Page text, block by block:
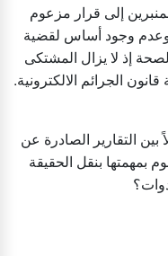
إلى قرار مزعوم
وجود أساس لقضية
إذ لا يزال المشتكى
الجرائم الالكترونية.
التقارير الصادرة عن
بمهمتها بنقل الحقيقة